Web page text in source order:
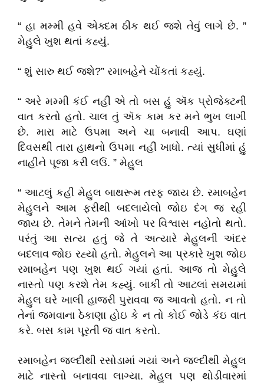
“ હા મમ્મી હવે એક્દમ ઠીક થઈ જશે તેવું લાગે છે. ”
મેહુલે ખુશ થતાં કહ્યું.
“ શું સારુ થઈ જશે?” રમાબહેને ચોંકતાં કહ્યું.
“ અરે મમ્મી કંઈ નહીં એ તો બસ હું ઍક પ્રોજેક્ટની
વાત કરતો હતો. ચાલ તું ઍક કામ કર મને ભુખ લાગી
છે. મારા માટે ઉપમા અને ચા બનાવી આપ. ઘણાં
દિવસથી તારા હાથનો ઉપમા નહીં ખાધો. ત્યાં સુધીમાં હું
નાહીને પૂજા કરી લઉં. ” મેહુલ
“ આટલું કહી મેહુલ બાથરૂમ તરફ જાય છે. રમાબહેન
મેહુલને આમ ફરીથી બદલાયેલો જોઇ દંગ જ રહી
જાય છે. તેમને તેમની આંખો પર વિશ્વાસ નહોતો થતો.
પરંતું આ સત્ય હતું જે તે અત્યારે મેહુલની અંદર
બદલાવ જોઇ રહ્યો હતો. મેહુલને આ પ્રકારે ખુશ જોઇ
રમાબહેન પણ ખુશ થઈ ગયાં હતાં. આજ તો મેહુલે
નાસ્તો પણ કરશે તેમ કહ્યું. બાકી તો આટલાં સમયમાં
મેહુલ ઘરે ખાલી હાજરી પુરાવવા જ આવતો હતો. ન તો
તેનાં જમવાના ઠેકાણા હોઇ કે ન તો કોઈ જોડે કંઇ વાત
કરે. બસ કામ પૂરતી જ વાત કરતો.
રમાબહેન જલ્દીથી રસોડામાં ગયાં અને જલ્દીથી મેહુલ
માટે નાસ્તો બનાવવા લાગ્યા. મેહુલ પણ થોડીવારમાં